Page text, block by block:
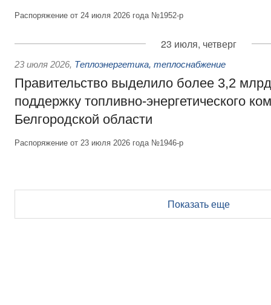
Распоряжение от 24 июля 2026 года №1952-р
23 июля, четверг
23 июля 2026, Теплоэнергетика, теплоснабжение
Правительство выделило более 3,2
поддержку топливно-энергетического
Белгородской области
Распоряжение от 23 июля 2026 года №1946-р
Показать еще